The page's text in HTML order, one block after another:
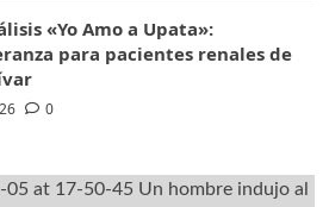
«Yo Amo a Upata»:
para pacientes renales de
0